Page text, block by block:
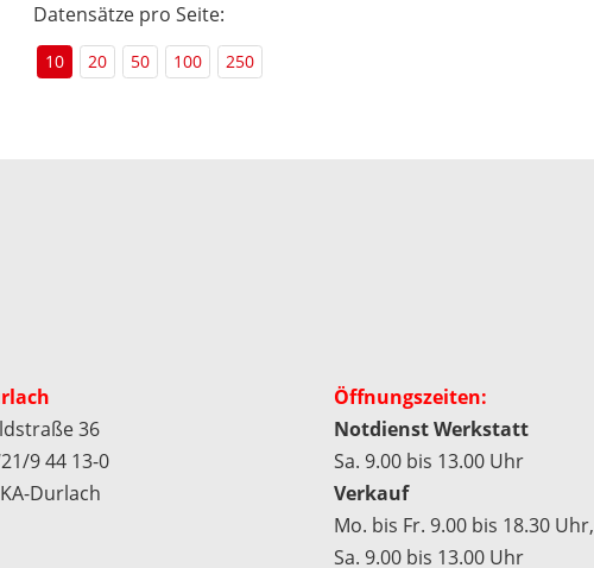
Datensätze pro Seite:
10 20 50 100 250
36
9 44 13-0
Durlach
Öffnungszeiten:
Notdienst Werkstatt
Sa. 9.00 bis 13.00 Uhr
Verkauf
Mo. bis Fr. 9.00 bis 18.30 Uhr,
Sa. 9.00 bis 13.00 Uhr